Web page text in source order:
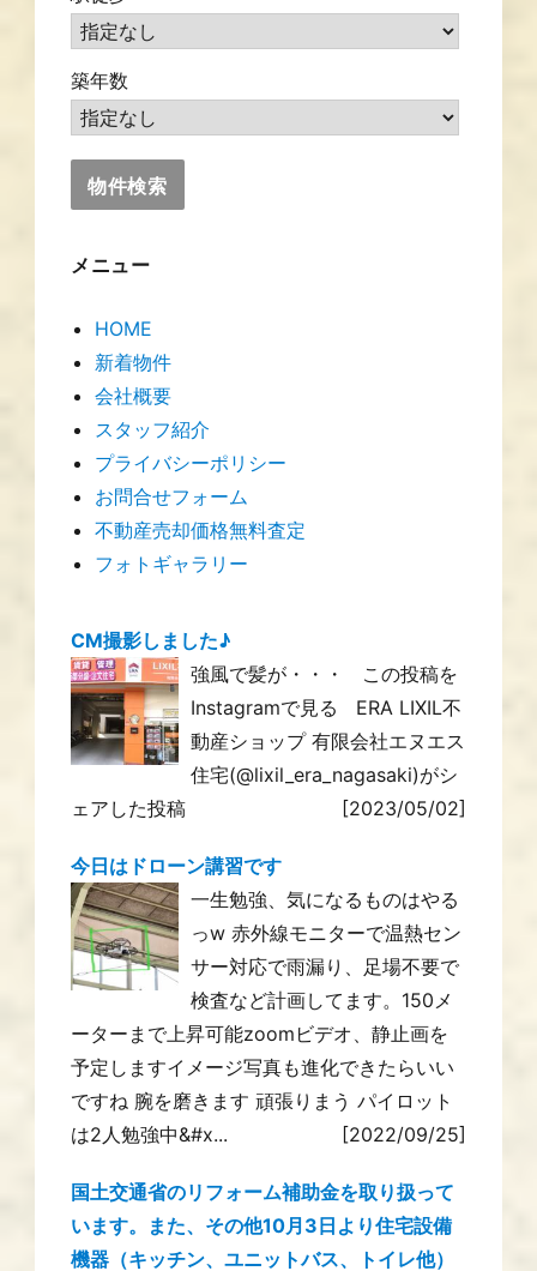
築年数
メニュー
HOME
新着物件
会社概要
スタッフ紹介
プライバシーポリシー
お問合せフォーム
不動産売却価格無料査定
フォトギャラリー
CM撮影しました♪
強風で髪が・・・ この投稿を
Instagramで見る ERA LIXIL不
動産ショップ 有限会社エヌエス
住宅(@lixil_era_nagasaki)がシ
ェアした投稿
[2023/05/02]
今日はドローン講習です
一生勉強、気になるものはやる
っw 赤外線モニターで温熱セン
サー対応で雨漏り、足場不要で
検査など計画してます。150メ
ーターまで上昇可能zoomビデオ、静止画を
予定しますイメージ写真も進化できたらいい
ですね 腕を磨きます 頑張りまう パイロット
は2人勉強中&#x...
[2022/09/25]
国土交通省のリフォーム補助金を取り扱って
います。また、その他10月3日より住宅設備
機器（キッチン、ユニットバス、トイレ他）